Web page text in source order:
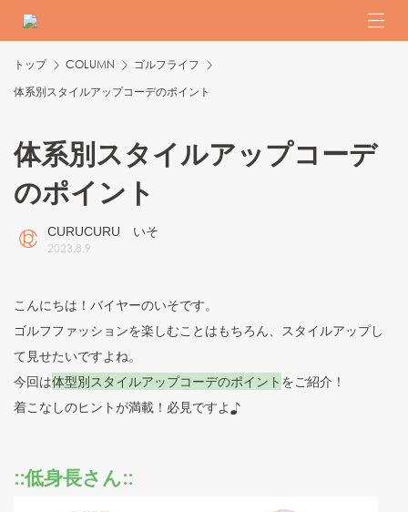
トップ COLUMN
ゴルフライフ
体系別スタイルアップコーデのポイント
体系別スタイルアップコーデ
のポイント
CURUCURU いそ
2023.8.9
こんにちは！バイヤーのいそです。
ゴルフファッションを楽しむことはもちろん、スタイルアップし
て見せたいですよね。
今回は体型別スタイルアップコーデのポイント をご紹介！
着こなしのヒントが満載！必見ですよ♪
::低身長さん::